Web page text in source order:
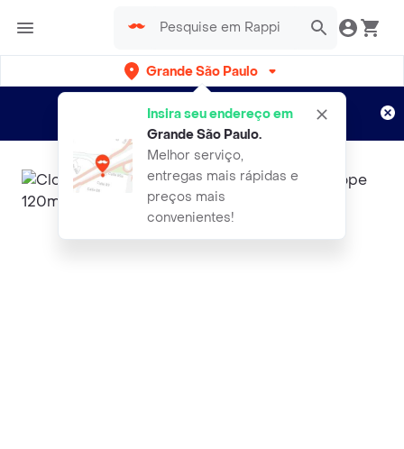
Grande São Paulo
Insira seu endereço em
Grande São Paulo.
Melhor serviço,
entregas mais rápidas e
preços mais
convenientes!
Entregas grátis por 15 dias!
Aplicam T&C